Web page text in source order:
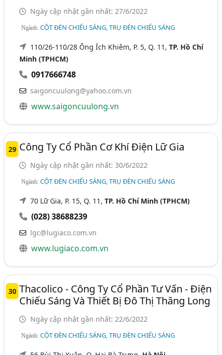
Ngày cập nhật gần nhất: 27/6/2022
Ngành:CỘT ĐÈN CHIẾU SÁNG, TRỤ ĐÈN CHIẾU SÁNG
110/26-110/28 Ông Ích Khiêm, P. 5, Q. 11,TP. Hồ Chí
Minh (TPHCM)
0917666748
saigoncuulong@yahoo.com.vn
www.saigoncuulong.vn
29 Công Ty Cổ Phần Cơ Khí Điện Lữ Gia
Ngày cập nhật gần nhất: 30/6/2022
Ngành:CỘT ĐÈN CHIẾU SÁNG, TRỤ ĐÈN CHIẾU SÁNG
70 Lữ Gia, P. 15, Q. 11,TP. Hồ Chí Minh (TPHCM)
(028) 38688239
lgc@lugiaco.com.vn
www.lugiaco.com.vn
30 Thacolico - Công Ty Cổ Phần Tư Vấn - Điện
Chiếu Sáng Và Thiết Bị Đô Thị Thăng Long
Ngày cập nhật gần nhất: 22/6/2022
Ngành:CỘT ĐÈN CHIẾU SÁNG, TRỤ ĐÈN CHIẾU SÁNG